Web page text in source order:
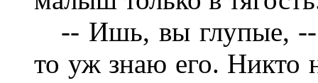
-- Ишь, вы глупые, --
то уж знаю его. Никто